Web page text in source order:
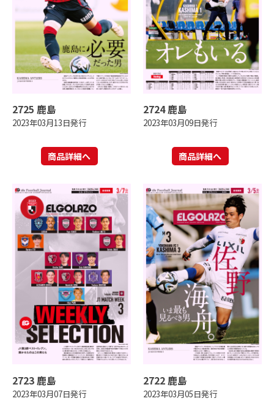
2725 鹿島
2023年03月13日発行
商品詳細へ
2724 鹿島
2023年03月09日発行
商品詳細へ
2723 鹿島
2023年03月07日発行
2722 鹿島
2023年03月05日発行